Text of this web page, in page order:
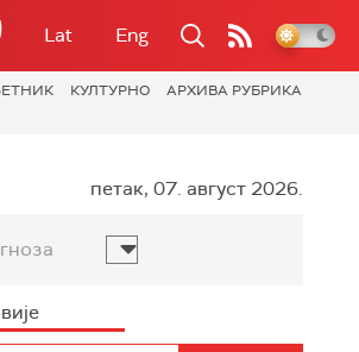
Lat Eng
КУЛТУРНО
АРХИВА РУБРИКА
петак, 07. август 2026.